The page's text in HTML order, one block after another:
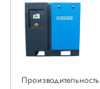
Производительность